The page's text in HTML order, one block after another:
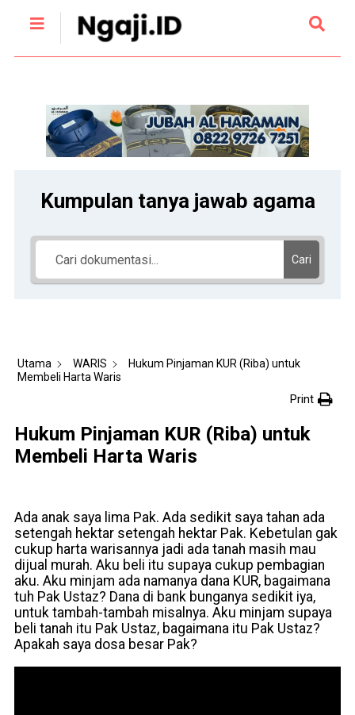
Kumpulan tanya jawab agama
Cari
Utama WARIS
Hukum Pinjaman KUR (Riba) untuk
Membeli Harta Waris
Print
Hukum Pinjaman KUR (Riba) untuk
Membeli Harta Waris
Ada anak saya lima Pak. Ada sedikit saya tahan ada
setengah hektar setengah hektar Pak. Kebetulan gak
cukup harta warisannya jadi ada tanah masih mau
dijual murah. Aku beli itu supaya cukup pembagian
aku. Aku minjam ada namanya dana KUR, bagaimana
tuh Pak Ustaz? Dana di bank bunganya sedikit iya,
untuk tambah-tambah misalnya. Aku minjam supaya
beli tanah itu Pak Ustaz, bagaimana itu Pak Ustaz?
Apakah saya dosa besar Pak?